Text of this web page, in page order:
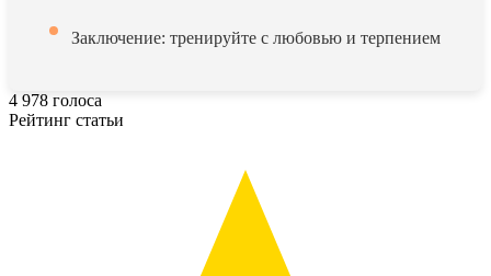
Заключение: тренируйте с любовью и терпением
4 978 голоса
Рейтинг статьи